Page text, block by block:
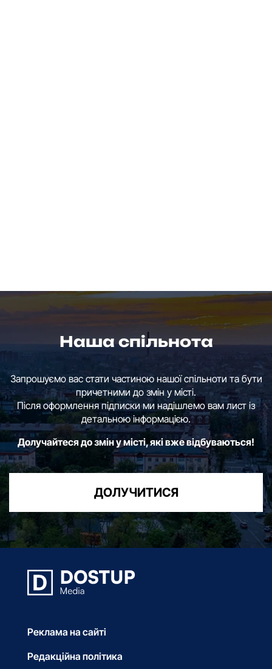
Наша спільнота
Запрошуємо вас стати частиною нашої спільноти та бути
причетними до змін у місті.
Після оформлення підписки ми надішлемо вам лист із
детальною інформацією.
Долучайтеся до змін у місті, які вже відбуваються!
ДОЛУЧИТИСЯ
Реклама на сайті
Редакційна політика